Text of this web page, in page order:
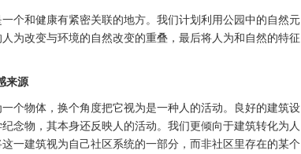
个和健康有紧密关联的地方。我们计划利用公园中的自然元
为改变与环境的自然改变的重叠，最后将人为和自然的特征
来源
个物体，换个角度把它视为是一种人的活动。良好的建筑设
念物，其本身还反映人的活动。我们更倾向于建筑转化为人
一建筑视为自己社区系统的一部分，而非社区里存在的某个